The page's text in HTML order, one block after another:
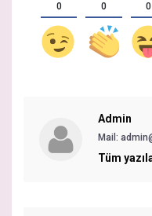
0 0 0
Admin
Mail:
Tüm